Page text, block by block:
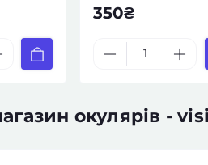
350₴
окулярів -